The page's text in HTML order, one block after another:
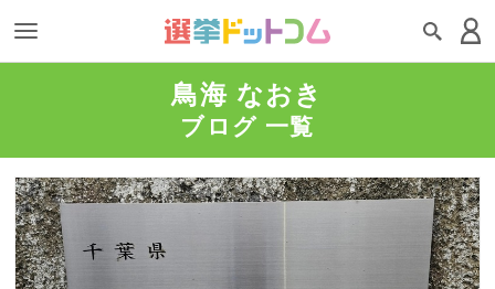
鳥海 なおき
ブログ 一覧